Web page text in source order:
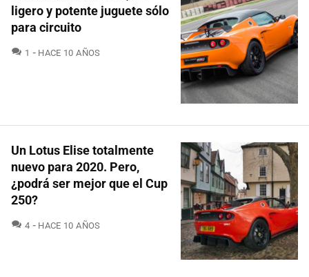
ligero y potente juguete sólo
para circuito
1 COMENTARIOS
HACE 10 AÑOS
Un Lotus Elise totalmente
nuevo para 2020. Pero,
¿podrá ser mejor que el Cup
250?
4 COMENTARIOS
HACE 10 AÑOS